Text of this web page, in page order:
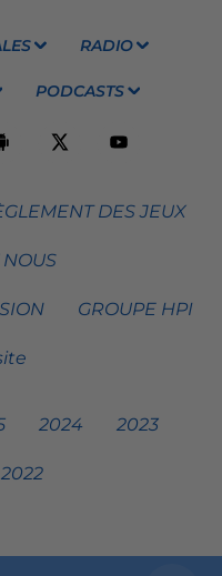
RADIO
PODCASTS
DES JEUX
NOUS
GROUPE HPI
2024 2023
2022